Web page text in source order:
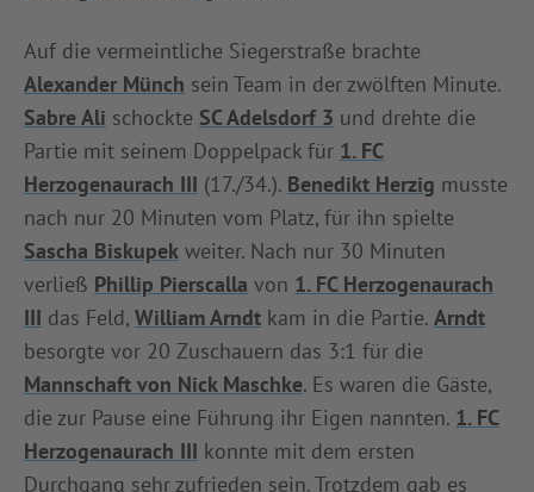
Auf die vermeintliche Siegerstraße brachte
Alexander Münch sein Team in der zwölften Minute.
Sabre Ali schockte SC Adelsdorf 3 und drehte die
Partie mit seinem Doppelpack für 1. FC
Herzogenaurach III (17./34.). Benedikt Herzig musste
nach nur 20 Minuten vom Platz, für ihn spielte
Sascha Biskupek weiter. Nach nur 30 Minuten
verließ Phillip Pierscalla von 1. FC Herzogenaurach
III das Feld, William Arndt kam in die Partie. Arndt
besorgte vor 20 Zuschauern das 3:1 für die
Mannschaft von Nick Maschke. Es waren die Gäste,
die zur Pause eine Führung ihr Eigen nannten. 1. FC
Herzogenaurach III konnte mit dem ersten
Durchgang sehr zufrieden sein. Trotzdem gab es